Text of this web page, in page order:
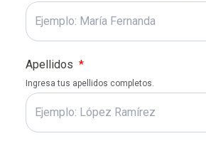
Apellidos *
Ingresa tus apellidos completos.